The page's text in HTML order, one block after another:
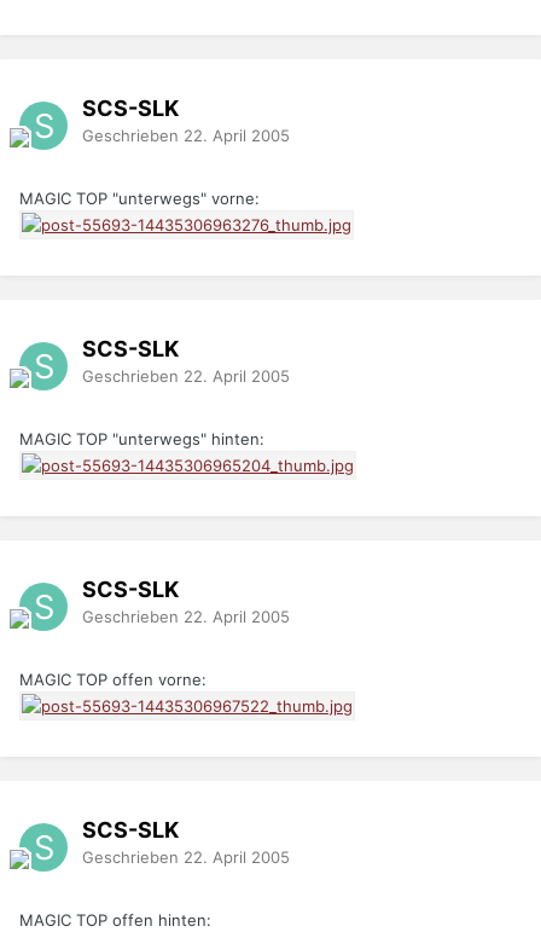
SCS-SLK
Geschrieben 22. April 2005
MAGIC TOP "unterwegs" vorne:
SCS-SLK
Geschrieben 22. April 2005
MAGIC TOP "unterwegs" hinten:
SCS-SLK
Geschrieben 22. April 2005
MAGIC TOP offen vorne:
SCS-SLK
Geschrieben 22. April 2005
MAGIC TOP offen hinten: